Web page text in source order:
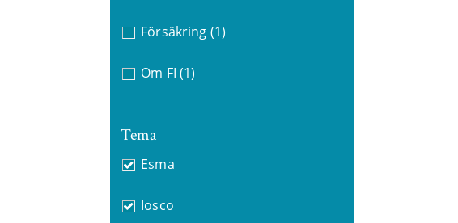
Försäkring (1)
Om FI (1)
Tema
Esma
Iosco